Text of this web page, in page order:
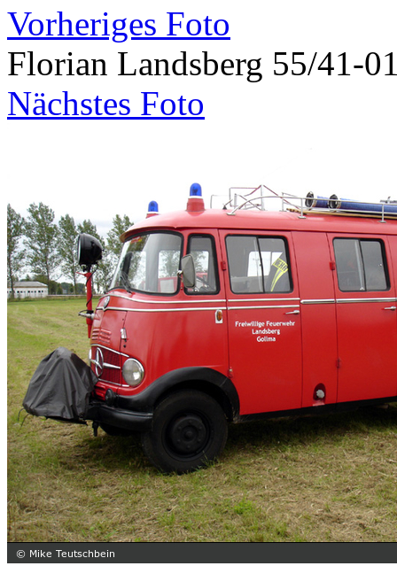
Vorheriges Foto
Florian Landsberg 55/41-
Nächstes Foto